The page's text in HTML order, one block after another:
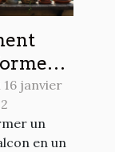
?
janvier
un
en un